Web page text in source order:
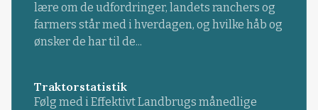
lære om de udfordringer, landets ranchers og
farmers står med i hverdagen, og hvilke håb og
ønsker de har til de...
Traktorstatistik
Følg med i Effektivt Landbrugs månedlige